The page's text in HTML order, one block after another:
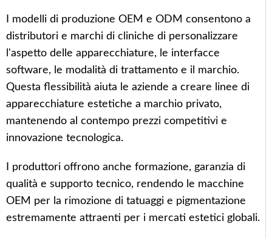
I modelli di produzione OEM e ODM consentono a
distributori e marchi di cliniche di personalizzare
l'aspetto delle apparecchiature, le interfacce
software, le modalità di trattamento e il marchio.
Questa flessibilità aiuta le aziende a creare linee di
apparecchiature estetiche a marchio privato,
mantenendo al contempo prezzi competitivi e
innovazione tecnologica.
I produttori offrono anche formazione, garanzia di
qualità e supporto tecnico, rendendo le macchine
OEM per la rimozione di tatuaggi e pigmentazione
estremamente attraenti per i mercati estetici globali.